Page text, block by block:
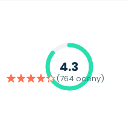
4.3
(764 oceny)